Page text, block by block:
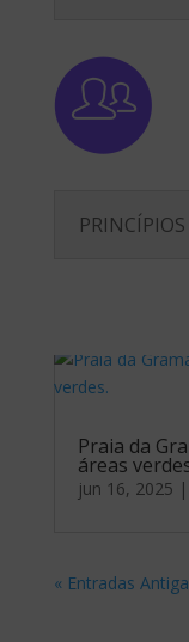
PRINCÍPIOS
jun 23, 2025
Praia da
áreas
jun 16, 2025 |
« Entradas